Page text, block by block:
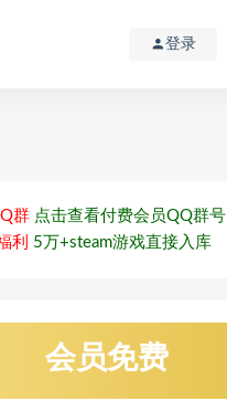
登录
群 点击查看付费会员QQ群号
利 5万+steam游戏直接入库
会员免费